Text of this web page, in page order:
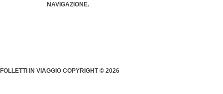
NAVIGAZIONE.
FOLLETTI IN VIAGGIO COPYRIGHT © 2026